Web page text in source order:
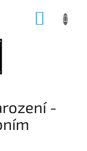
-